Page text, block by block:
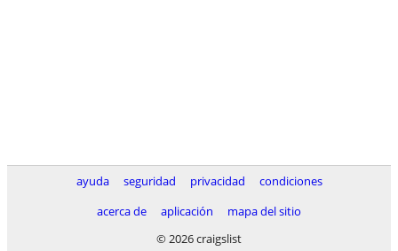
ayuda seguridad privacidad
condiciones
acerca de
aplicación
mapa del sitio
© 2026 craigslist